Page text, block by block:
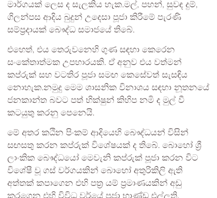
මාර්ගයක් ලෙස ද සැලකිය හැක.මල්, පහන්, සුවඳ දුම්,
ගිලන්පස ආදිය බුදුන් උදෙසා පූජා කිරීමේ පැරණි
සම්ප්‍රදායක් බෞද්ධ සමාජයේ තිබේ.
එහෙත්, එය තෙරුවනෙහි ගුණ සඳහා කෙරෙන
සංකේතාත්මක උපහාරයකි. ඒ අනුව එය වත්මන්
කප්රුක් සහ වටතිර පූජා සමඟ කෙසේවත් සැසඳිය
නොහැක.නමුදු මෙම ශාසනික විනාශය සඳහා නූතනයේ
ජනකාන්ත බවට පත් භික්ෂුන් කිහිප නමි ද මුල් වී
කටයුතු කරනු පෙනෙයි.
මේ අතර කඨින පිංකම් ආදියෙහි බෞද්ධයන් විසින්
සඟසතු කරන කප්රුක් විශේෂයක් ද තිබේ. බොහෝ ශ්‍රී
ලාංකික බෞද්ධයෝ මෙවැනි කප්රුක් පූජා කරන විට
විශේෂී වූ ගස් වර්ගයකින් බොහෝ අතුරිකිලි ඇති
අත්තක් කපාගෙන එහි පත්‍ර යම් ප්‍රමාණයකින් අඩු
කරගෙන එහි විවිධ වර්යේ පූජා භාණ්ඩ එල්ලති.